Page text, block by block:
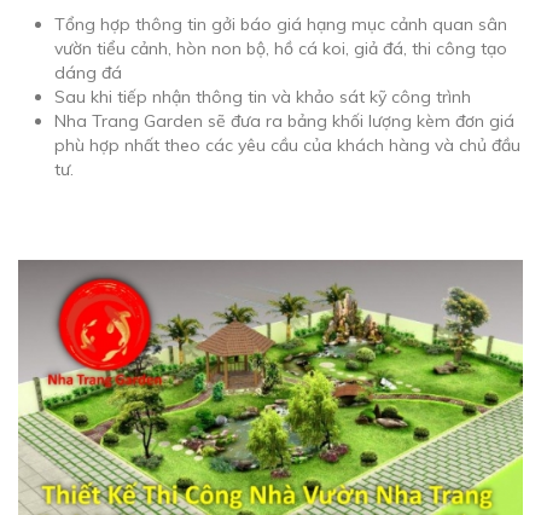
Tổng hợp thông tin gởi báo giá hạng mục cảnh quan sân
vườn tiểu cảnh, hòn non bộ, hồ cá koi, giả đá, thi công tạo
dáng đá
Sau khi tiếp nhận thông tin và khảo sát kỹ công trình
Nha Trang Garden sẽ đưa ra bảng khối lượng kèm đơn giá
phù hợp nhất theo các yêu cầu của khách hàng và chủ đầu
tư.